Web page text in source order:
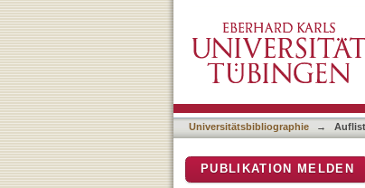
Universitätsbibliographie →
PUBLIKATION MELDEN